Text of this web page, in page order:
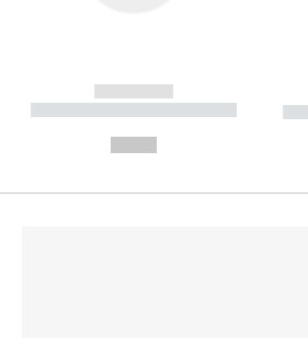
------------
----------- ----------- --------